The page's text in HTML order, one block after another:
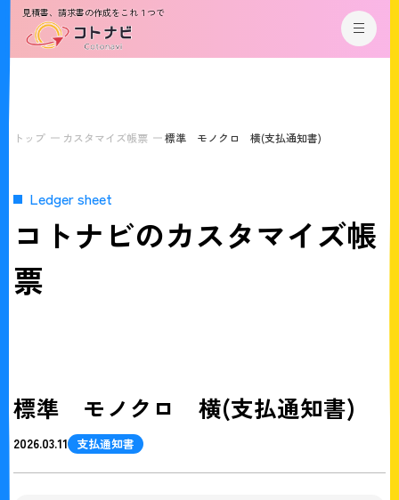
見積書、請求書の作成をこれ１つで
トップ カスタマイズ帳票 標準 モノクロ 横(支払通知書)
Ledger sheet
コトナビのカスタマイズ帳
票
標準 モノクロ 横(支払通知書)
2026.03.11 支払通知書